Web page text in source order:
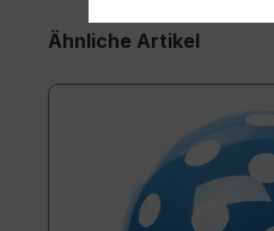
Ähnliche Artikel